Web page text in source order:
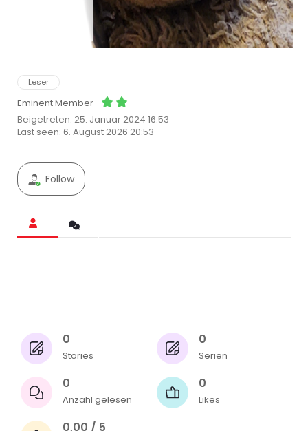
Leser
Eminent Member
Beigetreten: 25. Januar 2024 16:53
Last seen: 6. August 2026 20:53
Follow
0
Stories
0
Serien
0
Anzahl gelesen
0
Likes
0,00 / 5